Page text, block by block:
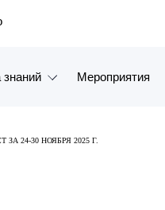
знаний Мероприятия
24-30 НОЯБРЯ 2025 Г.